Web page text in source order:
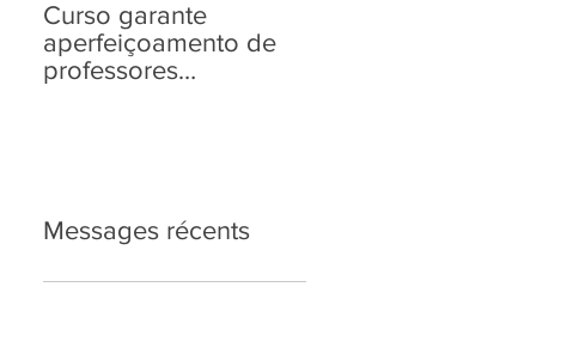
Curso garante
aperfeiçoamento de
professores
Messages récents